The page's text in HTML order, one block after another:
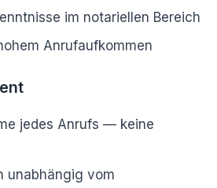
im notariellen Bereich
Anrufaufkommen
jedes Anrufs — keine
unabhängig vom